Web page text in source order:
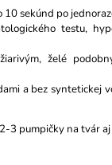
10 sekúnd po
testu,
želé
a bez syntetickej
3 pumpičky na tvár